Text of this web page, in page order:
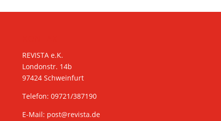
REVISTA e.K.
Londonstr. 14b
97424 Schweinfurt
Telefon: 09721/387190
E-Mail: post@revista.de